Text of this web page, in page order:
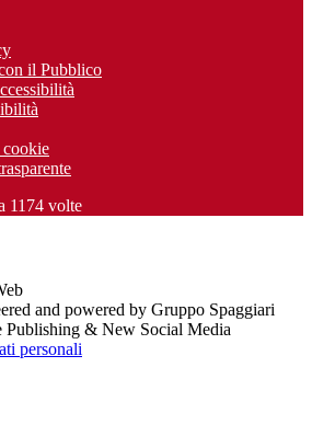
il Pubblico
cookie
1174 volte
and powered by Gruppo Spaggiari
Publishing & New Social Media
personali